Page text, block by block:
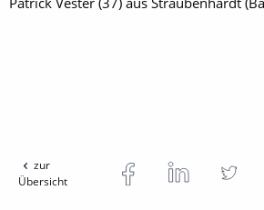
zur
Übersicht